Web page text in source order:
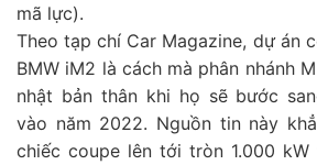
mã lực).
Theo tạp chí Car Magazine, dự án
BMW iM2 là cách mà phân nhánh
nhật bản thân khi họ sẽ bước
vào năm 2022. Nguồn tin này
chiếc coupe lên tới tròn 1.000 kW